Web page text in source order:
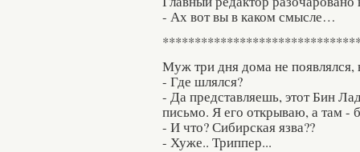
- Ах вот вы в каком смысле…
Муж три дня дома не появлялся,
- Где шлялся?
- Да представляешь, этот Бин
письмо. Я его открываю, а там -
- И что? Сибирская язва??
- Хуже.. Триппер...